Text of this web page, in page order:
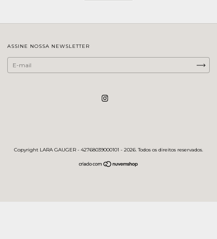
ASSINE NOSSA NEWSLETTER
Copyright LARA GAUGER - 42768039000101 - 2026. Todos os direitos reservados.